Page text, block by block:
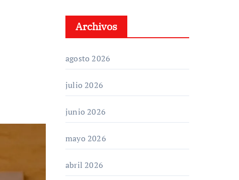
Archivos
agosto 2026
julio 2026
junio 2026
mayo 2026
abril 2026